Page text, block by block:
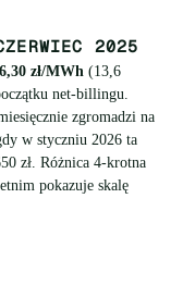
2025
zł/MWh (13,6
net-billingu.
zgromadzi na
w styczniu 2026 ta
zł. Różnica 4-krotna
pokazuje skalę